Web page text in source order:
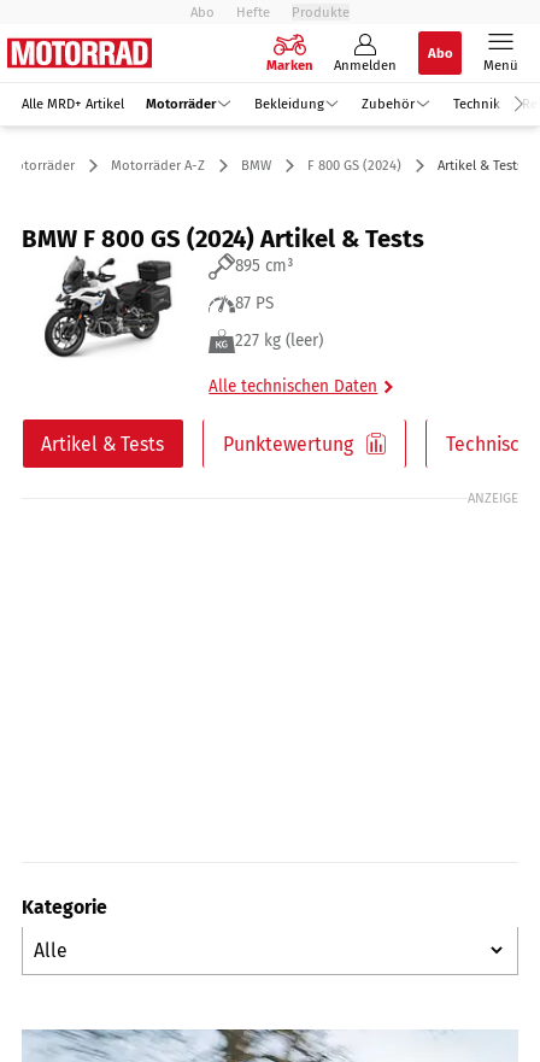
Abo Hefte Produkte
Marken Anmelden
Abo
Menü
Alle MRD+ Artikel Motorräder Bekleidung Zubehör Technik
Motorräder Motorräder A-Z BMW F 800 GS (2024) Artikel & Tests
BMW F 800 GS (2024) Artikel & Tests
895 cm³
87 PS
227 kg (leer)
Alle technischen Daten
Artikel & Tests Punktewertung
ANZEIGE
Kategorie